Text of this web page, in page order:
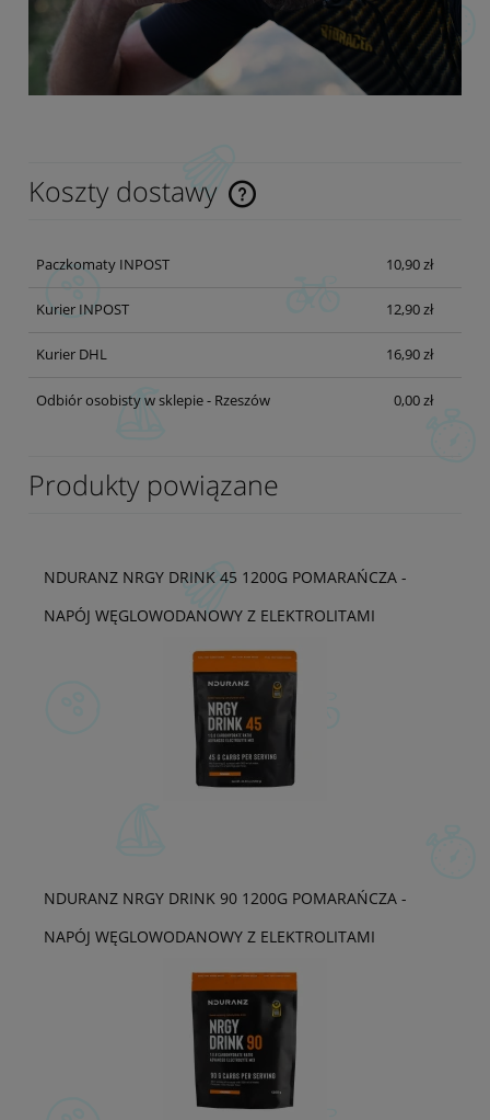
Koszty dostawy
Cena nie zawiera ewentualnych kosztów płatności
Paczkomaty INPOST 10,90 zł
Kurier INPOST 12,90 zł
Kurier DHL 16,90 zł
Odbiór osobisty w sklepie - Rzeszów 0,00 zł
Produkty powiązane
NDURANZ NRGY DRINK 45 1200G POMARAŃCZA -
NAPÓJ WĘGLOWODANOWY Z ELEKTROLITAMI
NDURANZ NRGY DRINK 90 1200G POMARAŃCZA -
NAPÓJ WĘGLOWODANOWY Z ELEKTROLITAMI